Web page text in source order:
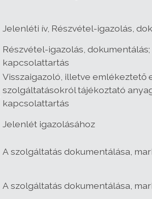
Jelenléti ív, Részvétel-igazolás,
Részvétel-igazolás, dokumentálás;
kapcsolattartás
Visszaigazoló, illetve emlékeztető
szolgáltatásokról tájékoztató
kapcsolattartás
Jelenlét igazolásához
A szolgáltatás dokumentálása,
A szolgáltatás dokumentálása,